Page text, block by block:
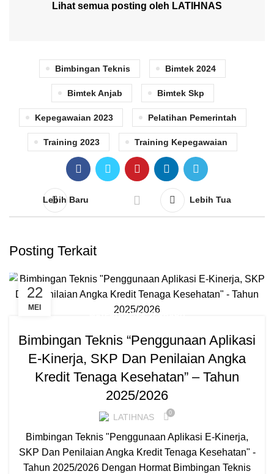
Lihat semua posting oleh LATIHNAS
Bimbingan Teknis Bimtek 2024
Bimtek Anjab Bimtek Skp
Kepegawaian 2023 Pelatihan Pemerintah
Training 2023 Training Kepegawaian
Lebih Baru Lebih Tua
Posting Terkait
22
MEI
MATERI BIMTEK TERBARU
Bimbingan Teknis “Penggunaan Aplikasi
E-Kinerja, SKP Dan Penilaian Angka
Kredit Tenaga Kesehatan” – Tahun
2025/2026
LATIHNAS 0
Bimbingan Teknis "Penggunaan Aplikasi E-Kinerja,
SKP Dan Penilaian Angka Kredit Tenaga Kesehatan" -
Tahun 2025/2026 Dengan Hormat Bimbingan Teknis